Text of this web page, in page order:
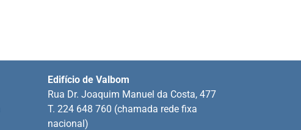
Edifício de Valbom
Rua Dr. Joaquim Manuel da Costa, 477
T. 224 648 760 (chamada rede fixa
nacional)